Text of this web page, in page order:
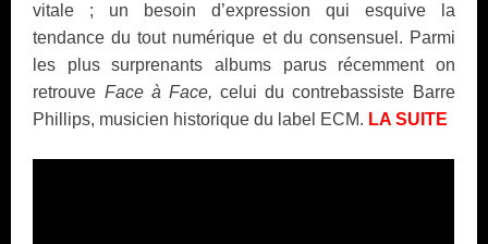
vitale ; un besoin d’expression qui esquive la
tendance du tout numérique et du consensuel. Parmi
les plus surprenants albums parus récemment on
retrouve Face à Face, celui du contrebassiste Barre
Phillips, musicien historique du label ECM. LA SUITE